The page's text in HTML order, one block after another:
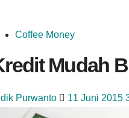
Coffee Money
Mudah
Purwanto 11 Juni 2015